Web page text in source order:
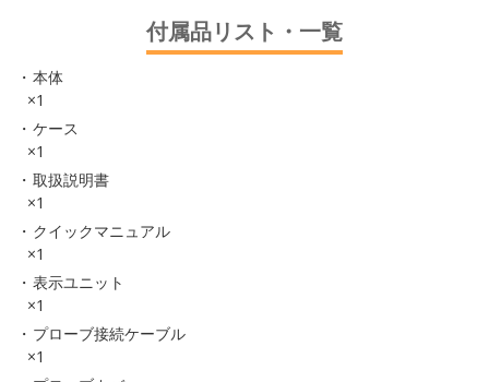
付属品リスト・一覧
本体
×1
ケース
×1
取扱説明書
×1
クイックマニュアル
×1
表示ユニット
×1
プローブ接続ケーブル
×1